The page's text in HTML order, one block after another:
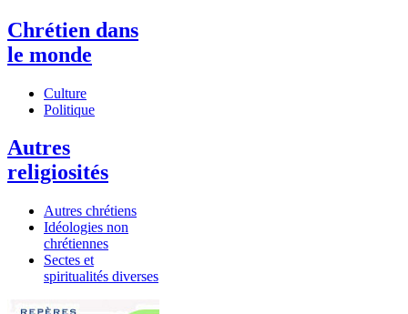
Chrétien dans
le monde
Culture
Politique
Autres
religiosités
Autres chrétiens
Idéologies non
chrétiennes
Sectes et
spiritualités diverses